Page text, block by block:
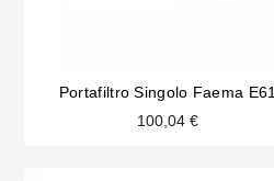
Portafiltro Singolo Faema E61
100,04 €